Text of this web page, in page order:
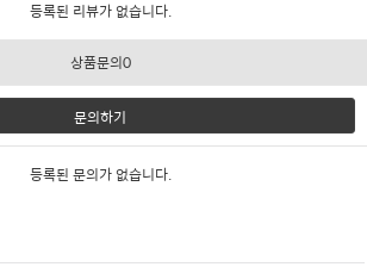
등록된 리뷰가 없습니다.
상품문의0
문의하기
등록된 문의가 없습니다.